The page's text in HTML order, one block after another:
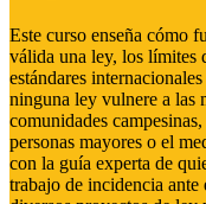
Este curso enseña cómo
válida una ley, los límites
estándares
ninguna ley vulnere a las
comunidades
personas mayores o el
con la guía experta de
trabajo de incidencia